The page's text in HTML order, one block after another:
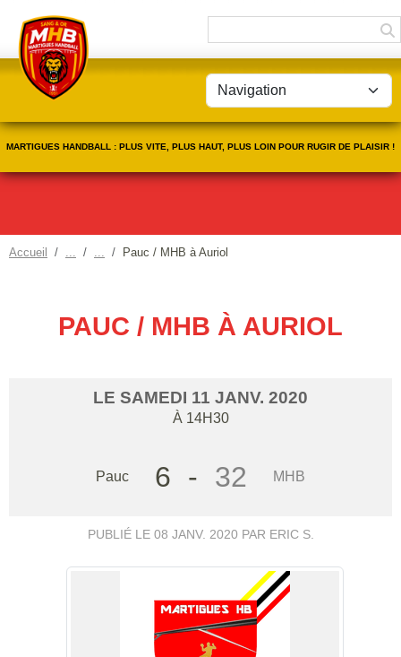
MARTIGUES HANDBALL : PLUS VITE, PLUS HAUT, PLUS LOIN POUR RUGIR DE PLAISIR !
Accueil Pauc / MHB à Auriol
PAUC / MHB À AURIOL
LE SAMEDI 11 JANV. 2020
À 14H30
Pauc 6 - 32 MHB
PUBLIÉ LE 08 JANV. 2020 PAR ERIC S.